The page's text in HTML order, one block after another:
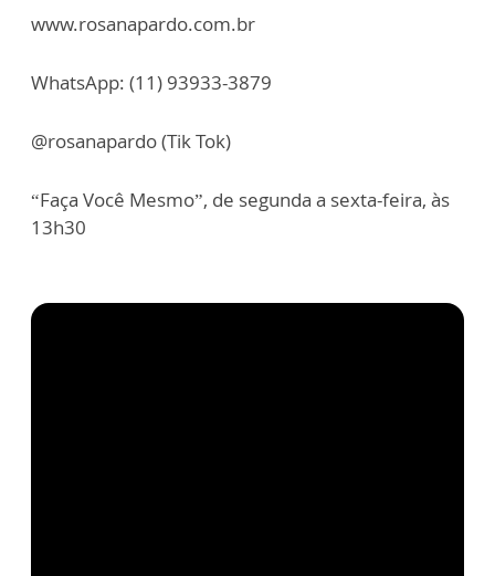
www.rosanapardo.com.br
WhatsApp: (11) 93933-3879
@rosanapardo (Tik Tok)
“Faça Você Mesmo”, de segunda a sexta-feira, às
13h30